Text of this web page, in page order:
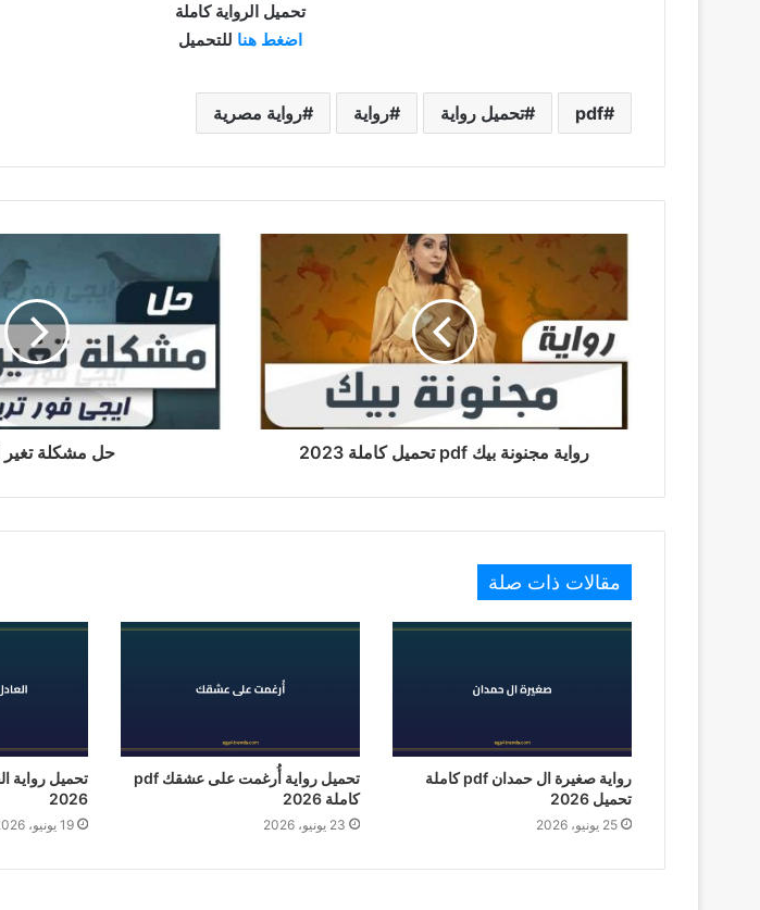
تحميل الرواية كاملة
اضغط هنا للتحميل
pdf تحميل رواية رواية رواية مصرية
رواية مجنونة بيك pdf تحميل كاملة 2023 حل مشكلة تغير
مقالات ذات صلة
رواية صغيرة ال حمدان pdf كاملة
تحميل 2026
25 يونيو، 2026
تحميل رواية أُرغمت على عشقك pdf
كاملة 2026
23 يونيو، 2026
2026
19 يونيو، 2026